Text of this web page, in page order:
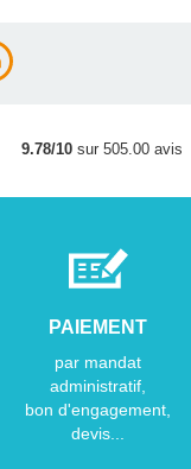
9.78/10 sur 505.00 avis
PAIEMENT
par mandat
administratif,
bon d'engagement,
devis...